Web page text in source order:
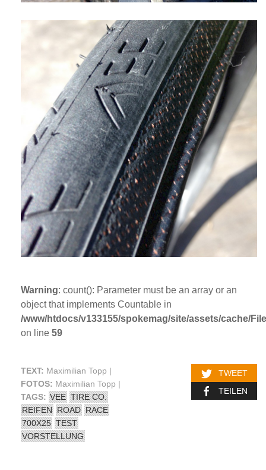
Warning: count(): Parameter must be an array or an
object that implements Countable in
/www/htdocs/v133155/spokemag/site/assets/cache/
on line 59
TEXT: Maximilian Topp |
FOTOS: Maximilian Topp |
TAGS: VEE TIRE CO.
REIFEN ROAD RACE
700X25 TEST
VORSTELLUNG
TWEET
TEILEN